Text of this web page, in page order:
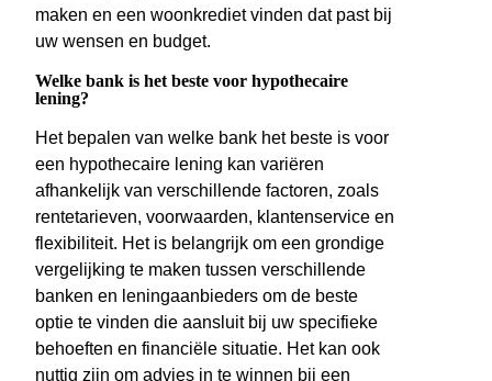
maken en een woonkrediet vinden dat past bij
uw wensen en budget.
Welke bank is het beste voor hypothecaire
lening?
Het bepalen van welke bank het beste is voor
een hypothecaire lening kan variëren
afhankelijk van verschillende factoren, zoals
rentetarieven, voorwaarden, klantenservice en
flexibiliteit. Het is belangrijk om een grondige
vergelijking te maken tussen verschillende
banken en leningaanbieders om de beste
optie te vinden die aansluit bij uw specifieke
behoeften en financiële situatie. Het kan ook
nuttig zijn om advies in te winnen bij een